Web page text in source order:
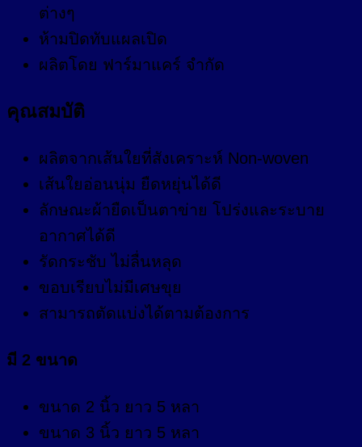
ต่างๆ
ห้ามปิดทับแผลเปิด
ผลิตโดย ฟาร์มาแคร์ จำกัด
คุณสมบัติ
ผลิตจากเส้นใยที่สังเคราะห์ Non-woven
เส้นใยอ่อนนุ่ม ยืดหยุ่นได้ดี
ลักษณะผ้ายืดเป็นตาข่าย โปร่งและระบาย
อากาศได้ดี
รัดกระชับ ไม่ลื่นหลุด
ขอบเรียบไม่มีเศษขุย
สามารถตัดแบ่งได้ตามต้องการ
มี 2 ขนาด
ขนาด 2 นิ้ว ยาว 5 หลา
ขนาด 3 นิ้ว ยาว 5 หลา